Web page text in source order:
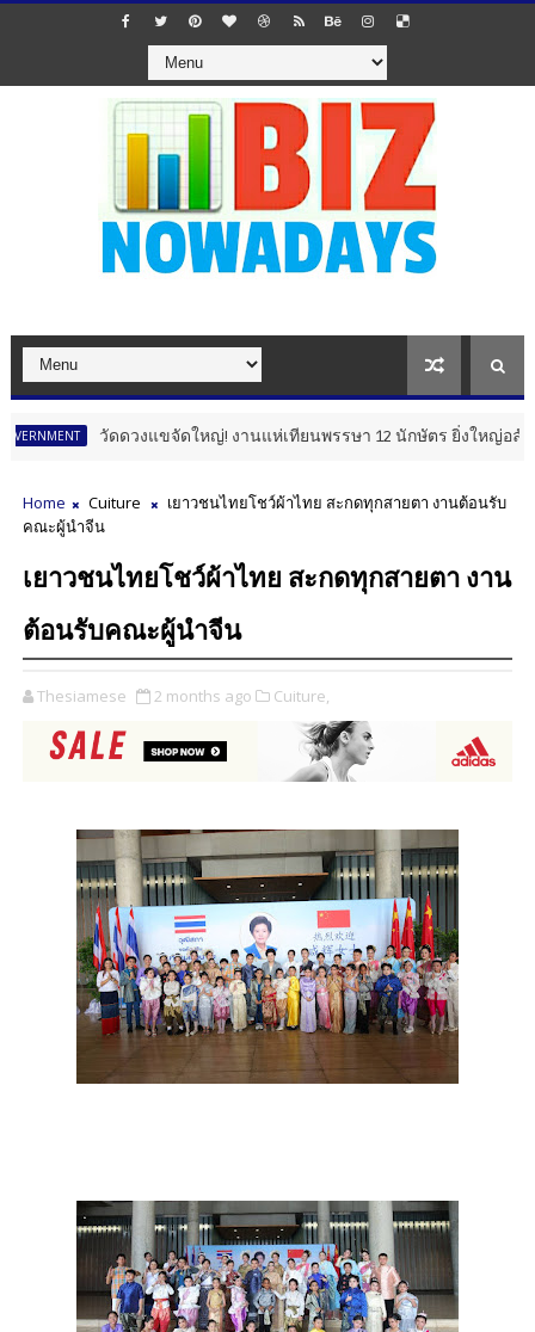
วัดดวงแขจัดใหญ่! งานแห่เทียนพรรษา 12 นักษัตร ยิ่งใหญ่อลังการ โชว์
Home Cuiture
เยาวชนไทยโชว์ผ้าไทย สะกดทุกสายตา งานต้อนรับ
คณะผู้นำจีน
เยาวชนไทยโชว์ผ้าไทย สะกดทุกสายตา งาน
ต้อนรับคณะผู้นำจีน
Thesiamese 2 months ago Cuiture,